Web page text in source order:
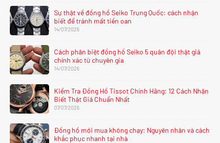
Sự thật về đồng hồ Seiko Trung Quốc: cách nhận
biết để tránh mất tiền oan
14/07/2026
Cách phân biệt đồng hồ Seiko 5 quân đội thật giả
chính xác từ chuyên gia
14/07/2026
Kiểm Tra Đồng Hồ Tissot Chính Hãng: 12 Cách Nhận
Biết Thật Giả Chuẩn Nhất
07/07/2026
Đồng hồ mới mua không chạy: Nguyên nhân và cách
khắc phục nhanh tại nhà